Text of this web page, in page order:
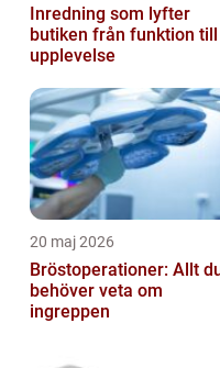
Inredning som lyfter
butiken från funktion till
upplevelse
20 maj 2026
Bröstoperationer: Allt
behöver veta om
ingreppen